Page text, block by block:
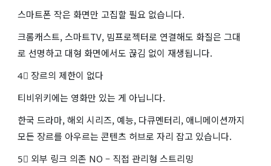
스마트폰 작은 화면만 고집할 필요 없습니다.
크롬캐스트, 스마트TV, 빔프로젝터로 연결해도 화질은 그대
로 선명하고 대형 화면에서도 끊김 없이 재생됩니다.
4⃣ 장르의 제한이 없다
티비위키에는 영화만 있는 게 아닙니다.
한국 드라마, 해외 시리즈, 예능, 다큐멘터리, 애니메이션까지
모든 장르를 아우르는 콘텐츠 허브로 자리 잡고 있습니다.
5⃣ 외부 링크 의존 NO – 직접 관리형 스트리밍